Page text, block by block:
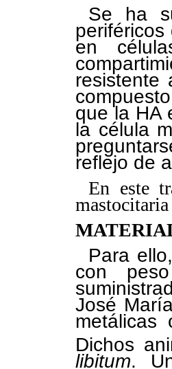
Se ha
en
resistente
que la HA
la célula
reflejo de
En este
Para
con
José
metálicas
Dichos
libitum.